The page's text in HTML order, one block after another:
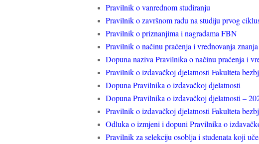
Pravilnik o vanrednom studiranju
Pravilnik o završnom radu na studiju prvog
Pravilnik o priznanjima i nagradama FBN
Pravilnik o načinu praćenja i vrednovanja
Dopuna naziva Pravilnika o načinu praćenja i
Pravilnik o izdavačkoj djelatnosti Fakulteta
Dopuna Pravilnika o izdavačkoj djelatnosti
Dopuna Pravilnika o izdavačkoj djelatnosti –
Pravilnik o izdavačkoj djelatnosti Fakulteta
Odluka o izmjeni i dopuni Pravilnika o
Pravilnik za selekciju osoblja i studenata koji